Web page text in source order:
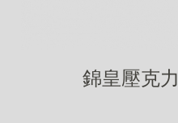
錦皇壓克力